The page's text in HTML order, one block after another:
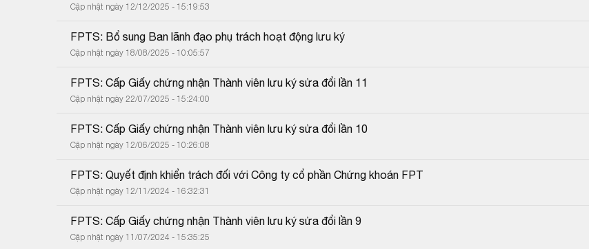
Cập nhật ngày 12/12/2025 - 15:19:53
FPTS: Bổ sung Ban lãnh đạo phụ trách hoạt động lưu ký
Cập nhật ngày 18/08/2025 - 10:05:57
FPTS: Cấp Giấy chứng nhận Thành viên lưu ký sửa đổi lần 11
Cập nhật ngày 22/07/2025 - 15:24:00
FPTS: Cấp Giấy chứng nhận Thành viên lưu ký sửa đổi lần 10
Cập nhật ngày 12/06/2025 - 10:26:08
FPTS: Quyết định khiển trách đối với Công ty cổ phần Chứng khoán FPT
Cập nhật ngày 12/11/2024 - 16:32:31
FPTS: Cấp Giấy chứng nhận Thành viên lưu ký sửa đổi lần 9
Cập nhật ngày 11/07/2024 - 15:35:25